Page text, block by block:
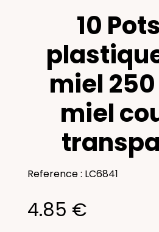
10
miel 250
miel
Reference : LC6841
4.85 €